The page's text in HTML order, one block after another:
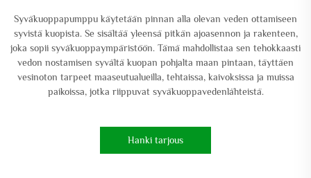
Syväkuoppapumppu käytetään pinnan alla olevan veden ottamiseen
syvistä kuopista. Se sisältää yleensä pitkän ajoasennon ja rakenteen,
joka sopii syväkuoppaympäristöön. Tämä mahdollistaa sen tehokkaasti
vedon nostamisen syvältä kuopan pohjalta maan pintaan, täyttäen
vesinoton tarpeet maaseutualueilla, tehtaissa, kaivoksissa ja muissa
paikoissa, jotka riippuvat syväkuoppavedenlähteistä.
Hanki tarjous